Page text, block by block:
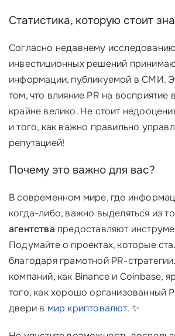
Статистика, которую стоит
Согласно недавнему
инвестиционных решений
информации, публикуемой в СМИ.
том, что влияние PR на восприятие
крайне велико. Не стоит
и того, как важно правильно
репутацией!
Почему это важно для вас?
В современном мире, где
когда-либо, важно выделяться из
агентства предоставляют
Подумайте о проектах, которые
благодаря грамотной PR-
компаний, как Binance и Coinbase,
того, как хорошо организованный
двери в мир криптовалют. ✨